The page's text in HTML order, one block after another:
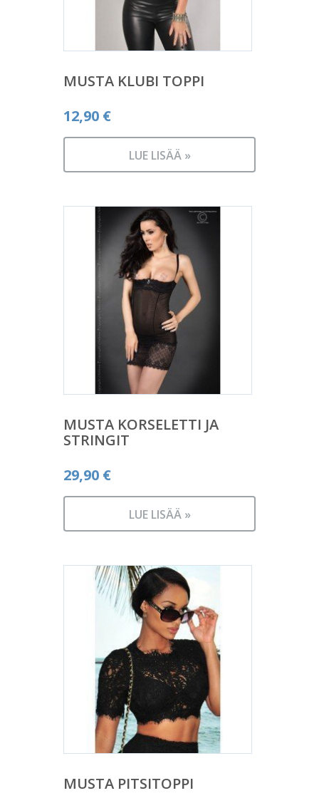
MUSTA KLUBI TOPPI
12,90 €
LUE LISÄÄ »
MUSTA KORSELETTI JA
STRINGIT
29,90 €
LUE LISÄÄ »
MUSTA PITSITOPPI